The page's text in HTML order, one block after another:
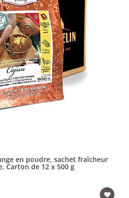
en poudre, sachet fraîcheur
Carton de 12 x 500 g